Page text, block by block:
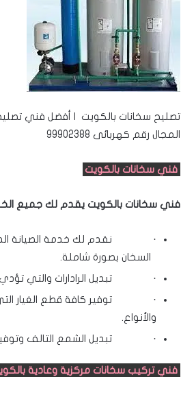
المجال رقم كهربائى 99902388
فني سخانات بالكويت
فني سخانات بالكويت يقدم لك جميع
· نقدم لك خدمة الصيانة
السخان بصورة شاملة.
· تبديل الرادارات والتي تؤدي
· توفير كافة قطع الغيار التي
والأنواع.
· تبديل الشمع التالف وتوفير
فني تركيب سخانات مركزية وعادية